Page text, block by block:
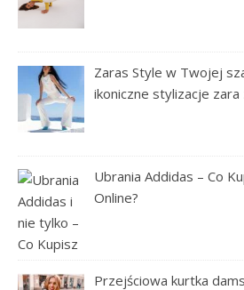
Zaras Style w Twojej
ikoniczne stylizacje
Ubrania Addidas – Co
Online?
Przejściowa kurtka